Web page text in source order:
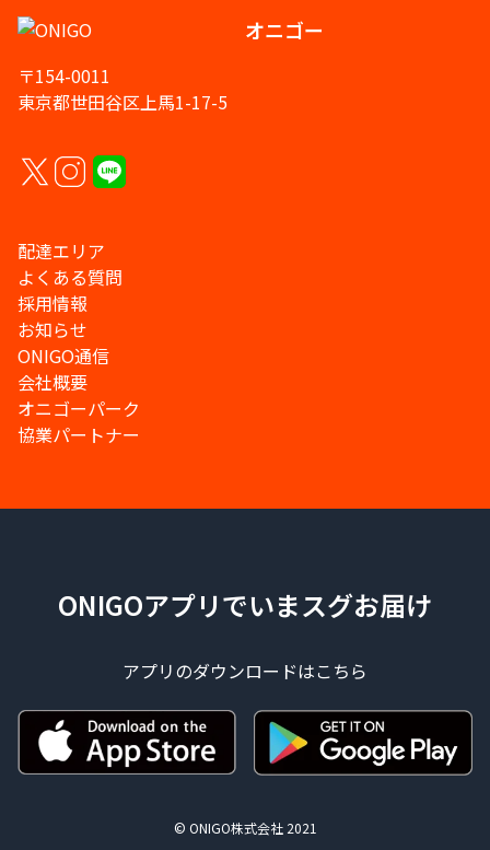
オニゴー
〒154-0011
東京都世田谷区上馬1-17-5
配達エリア
よくある質問
採用情報
お知らせ
ONIGO通信
会社概要
オニゴーパーク
協業パートナー
ONIGOアプリでいまスグお届け
アプリのダウンロードはこちら
© ONIGO株式会社 2021